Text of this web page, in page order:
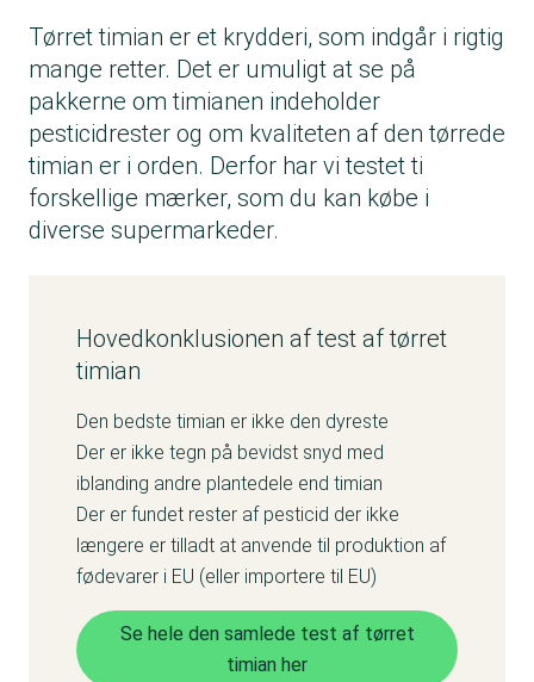
Tørret timian er et krydderi, som indgår i rigtig
mange retter. Det er umuligt at se på
pakkerne om timianen indeholder
pesticidrester og om kvaliteten af den tørrede
timian er i orden. Derfor har vi testet ti
forskellige mærker, som du kan købe i
diverse supermarkeder.
Hovedkonklusionen af test af tørret
timian
Den bedste timian er ikke den dyreste
Der er ikke tegn på bevidst snyd med
iblanding andre plantedele end timian
Der er fundet rester af pesticid der ikke
længere er tilladt at anvende til produktion af
fødevarer i EU (eller importere til EU)
Se hele den samlede test af tørret
timian her